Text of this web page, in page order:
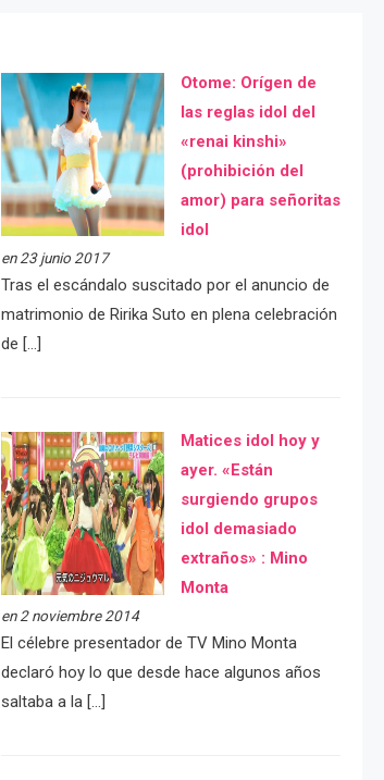
Otome: Orígen de
las reglas idol del
«renai kinshi»
(prohibición del
amor) para señoritas
idol
en 23 junio 2017
Tras el escándalo suscitado por el anuncio de
matrimonio de Ririka Suto en plena celebración
de […]
Matices idol hoy y
ayer. «Están
surgiendo grupos
idol demasiado
extraños» : Mino
Monta
en 2 noviembre 2014
El célebre presentador de TV Mino Monta
declaró hoy lo que desde hace algunos años
saltaba a la […]